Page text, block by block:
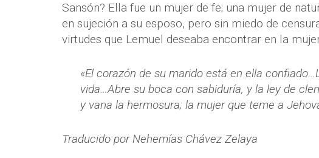
Sansón? Ella fue un mujer de fe; una mujer de
en sujeción a su esposo, pero sin miedo de
virtudes que Lemuel deseaba encontrar en la
«El corazón de su marido está en ella
vida…Abre su boca con sabiduría, y la ley de
y vana la hermosura; la mujer que teme a
Traducido por Nehemías Chávez Zelaya